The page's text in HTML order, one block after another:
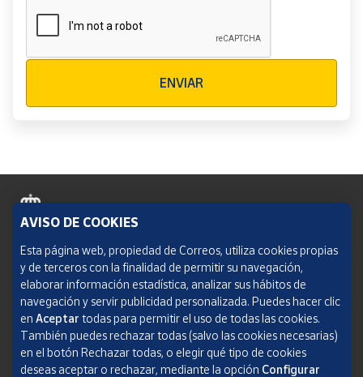
ENVIAR
Política de cookies
Aviso legal
Condiciones del servicio
Política de Privacidad Web
AVISO DE COOKIES
Esta página web, propiedad de Correos, utiliza cookies propias
y de terceros con la finalidad de permitir su navegación,
elaborar información estadística, analizar sus hábitos de
navegación y servir publicidad personalizada. Puedes hacer clic
en Aceptar todas para permitir el uso de todas las cookies.
También puedes rechazar todas (salvo las cookies necesarias)
en el botón Rechazar todas, o elegir qué tipo de cookies
deseas aceptar o rechazar, mediante la opción Configurar